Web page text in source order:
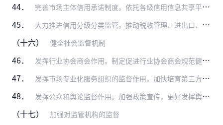
44． 完善市场主体信用承诺制度。依托各级信用信息共享平台和行业信用信息系统，按照有关规定将市场主体的承诺履行情况记入信用记录，作为事中事后监管的重要依据。对履行承诺的…
45． 大力推进信用分级分类监管。推动税收管理、进出口、生态环保、医疗保障、医药招采等更多重点领域深入实施信用分级分类监管，根据监管对象信用状况采取差异化监管措施，为市…
（十六） 健全社会监督机制
46． 发挥行业协会商会作用。制定促进行业协会商会规范健康发展的实施意见，推动行业协会商会建立健全行业经营自律规范、自律公约，规范会员行为。鼓励行业协会商会制定发布产品…
47． 发挥市场专业化服务组织的监督作用。加快培育第三方服务机构和市场中介组织，提升市场专业化服务能力。在全国范围内推行检验检测机构资质认定告知承诺制，深化检验检测机构…
48． 发挥公众和舆论监督作用。加强政策宣传，更好发挥舆论监督作用，健全公众参与监督的激励机制，修订完善有奖举报制度，完善对恶意中伤生产经营者、扰乱正常市场秩序的“打假…
（十七） 加强对监管机构的监督